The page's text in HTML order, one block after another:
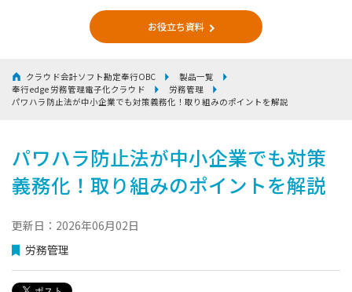
お役立ち資料
クラウド会計ソフト勘定奉行OBC
製品一覧
奉行edge 労務管理電子化クラウド
労務管理
パワハラ防止法が中小企業でも対策義務化！取り組みのポイントを解説
パワハラ防止法が中小企業でも対策
義務化！取り組みのポイントを解説
更新日：2026年06月02日
労務管理